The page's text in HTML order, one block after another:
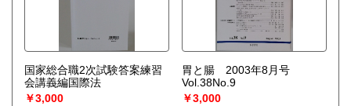
国家総合職2次試験答案練習
会講義編国際法
￥3,000
胃と腸 2003年8月号
Vol.38No.9
￥3,000